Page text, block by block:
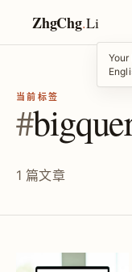
ZhgChg.Li
当前标签
#
1 篇文章